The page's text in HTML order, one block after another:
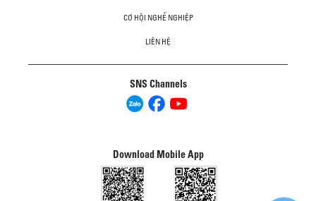
CƠ HỘI NGHỀ NGHIỆP
LIÊN HỆ
SNS Channels
Download Mobile App